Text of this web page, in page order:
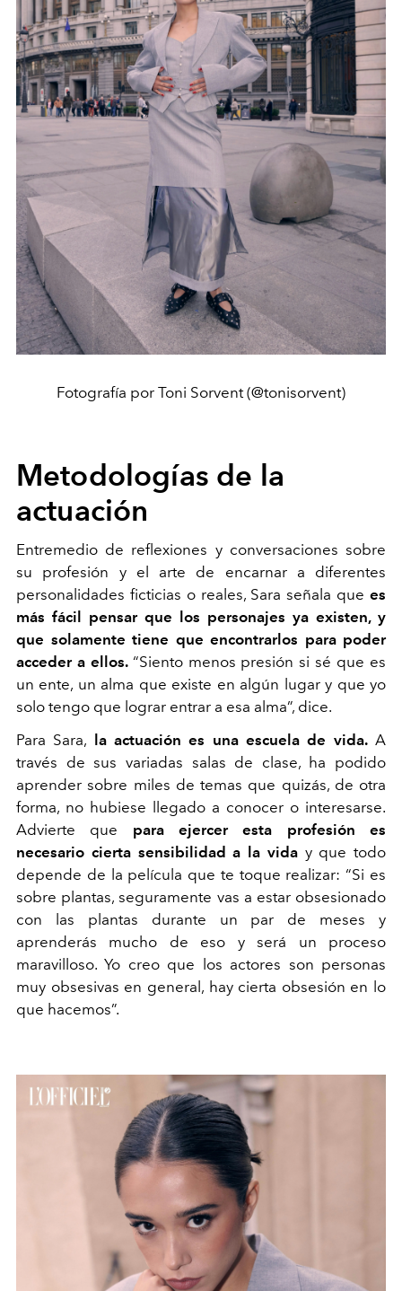
Fotografía por Toni Sorvent (@tonisorvent)
Metodologías de la
actuación
Entremedio de reflexiones y conversaciones sobre
su profesión y el arte de encarnar a diferentes
personalidades ficticias o reales, Sara señala que es
más fácil pensar que los personajes ya existen, y
que solamente tiene que encontrarlos para poder
acceder a ellos. “Siento menos presión si sé que es
un ente, un alma que existe en algún lugar y que yo
solo tengo que lograr entrar a esa alma”, dice.
Para Sara, la actuación es una escuela de vida.A
través de sus variadas salas de clase, ha podido
aprender sobre miles de temas que quizás, de otra
forma, no hubiese llegado a conocer o interesarse.
Advierte que para ejercer esta profesión es
necesario cierta sensibilidad a la vida y que todo
depende de la película que te toque realizar: “Si es
sobre plantas, seguramente vas a estar obsesionado
con las plantas durante un par de meses y
aprenderás mucho de eso y será un proceso
maravilloso. Yo creo que los actores son personas
muy obsesivas en general, hay cierta obsesión en lo
que hacemos”.